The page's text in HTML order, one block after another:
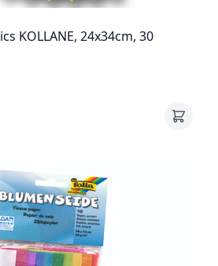
KOLLANE, 24x34cm, 30